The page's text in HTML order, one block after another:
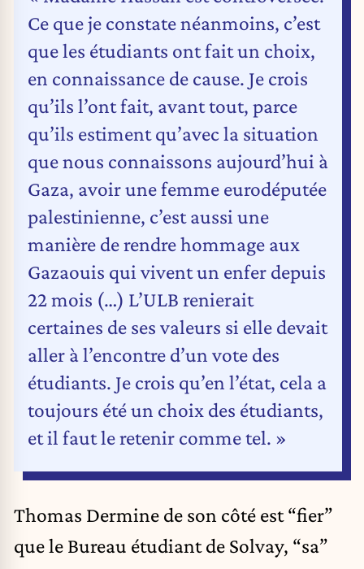
Ce que je constate néanmoins, c’est
que les étudiants ont fait un choix,
en connaissance de cause. Je crois
qu’ils l’ont fait, avant tout, parce
qu’ils estiment qu’avec la situation
que nous connaissons aujourd’hui à
Gaza, avoir une femme eurodéputée
palestinienne, c’est aussi une
manière de rendre hommage aux
Gazaouis qui vivent un enfer depuis
22 mois (…) L’ULB renierait
certaines de ses valeurs si elle devait
aller à l’encontre d’un vote des
étudiants. Je crois qu’en l’état, cela a
toujours été un choix des étudiants,
et il faut le retenir comme tel. »
Thomas Dermine de son côté est “fier”
que le Bureau étudiant de Solvay, “sa”